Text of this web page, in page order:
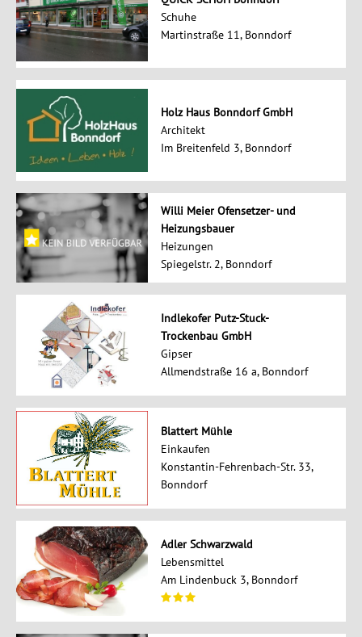
Schuhe
Martinstraße 11, Bonndorf
Holz Haus Bonndorf GmbH
Architekt
Im Breitenfeld 3, Bonndorf
Willi Meier Ofensetzer- und
Heizungsbauer
Heizungen
Spiegelstr. 2, Bonndorf
Indlekofer Putz-Stuck-
Trockenbau GmbH
Gipser
Allmendstraße 16 a, Bonndorf
Blattert Mühle
Einkaufen
Konstantin-Fehrenbach-Str. 33,
Bonndorf
Adler Schwarzwald
Lebensmittel
Am Lindenbuck 3, Bonndorf